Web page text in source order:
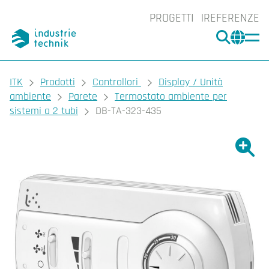
PROGETTI REFERENZE
CERCA
You are here:
ITK Prodotti Controllori
Display / Unità
ambiente
Parete
Termostato ambiente per
sistemi a 2 tubi
DB-TA-323-435